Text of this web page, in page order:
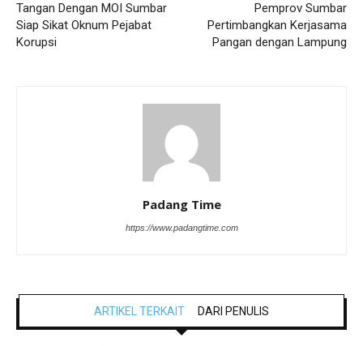
Tangan Dengan MOI Sumbar
Siap Sikat Oknum Pejabat
Korupsi
Pemprov Sumbar
Pertimbangkan Kerjasama
Pangan dengan Lampung
Padang Time
https://www.padangtime.com
ARTIKEL TERKAIT DARI PENULIS